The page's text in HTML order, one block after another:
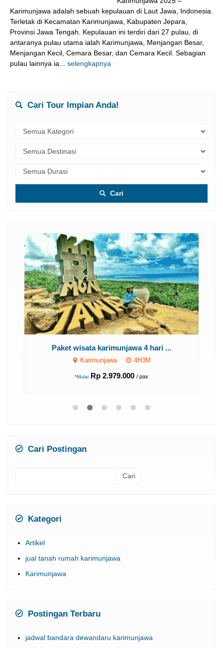
Karimunjawa adalah sebuah kepulauan di Laut Jawa, Indonesia.
Terletak di Kecamatan Karimunjawa, Kabupaten Jepara,
Provinsi Jawa Tengah. Kepulauan ini terdiri dari 27 pulau, di
antaranya pulau utama ialah Karimunjawa, Menjangan Besar,
Menjangan Kecil, Cemara Besar, dan Cemara Kecil. Sebagian
pulau lainnya ia... selengkapnya
Cari Tour Impian Anda!
Cari
Paket wisata karimunjawa 4 hari ...
Karimunjawa 4H3M
*Mulai Rp 2.979.000 / pax
Cari Postingan
Kategori
Artikel
jual tanah rumah karimunjawa
Karimunjawa
Postingan Terbaru
jadwal bandara dewandaru karimunjawa